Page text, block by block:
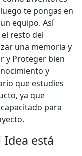
te pongas en
equipo. Así
resto del
una memoria y
y Proteger bien
y
que estudies
ya que
para
Idea está